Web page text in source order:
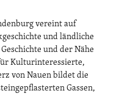
vereint auf
und ländliche
und der Nähe
Kulturinteressierte,
von Nauen bildet die
Gassen,